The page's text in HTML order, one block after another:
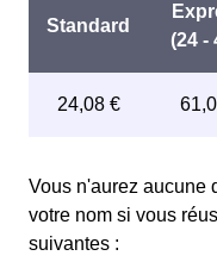
Vous n'aurez aucune
votre nom si vous
suivantes :